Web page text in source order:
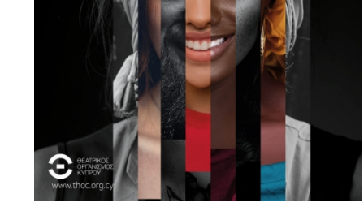
Αξιολόγησης
Παραστάσεων
ΘΥΜΕΛΗ